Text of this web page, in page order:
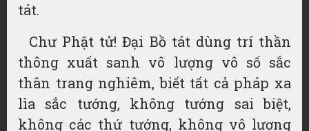
tát.
Chư Phật tử! Đại Bồ tát dùng trí thần
thông xuất sanh vô lượng vô số sắc
thân trang nghiêm, biết tất cả pháp xa
lìa sắc tướng, không tướng sai biệt,
không các thứ tướng, không vô lượng